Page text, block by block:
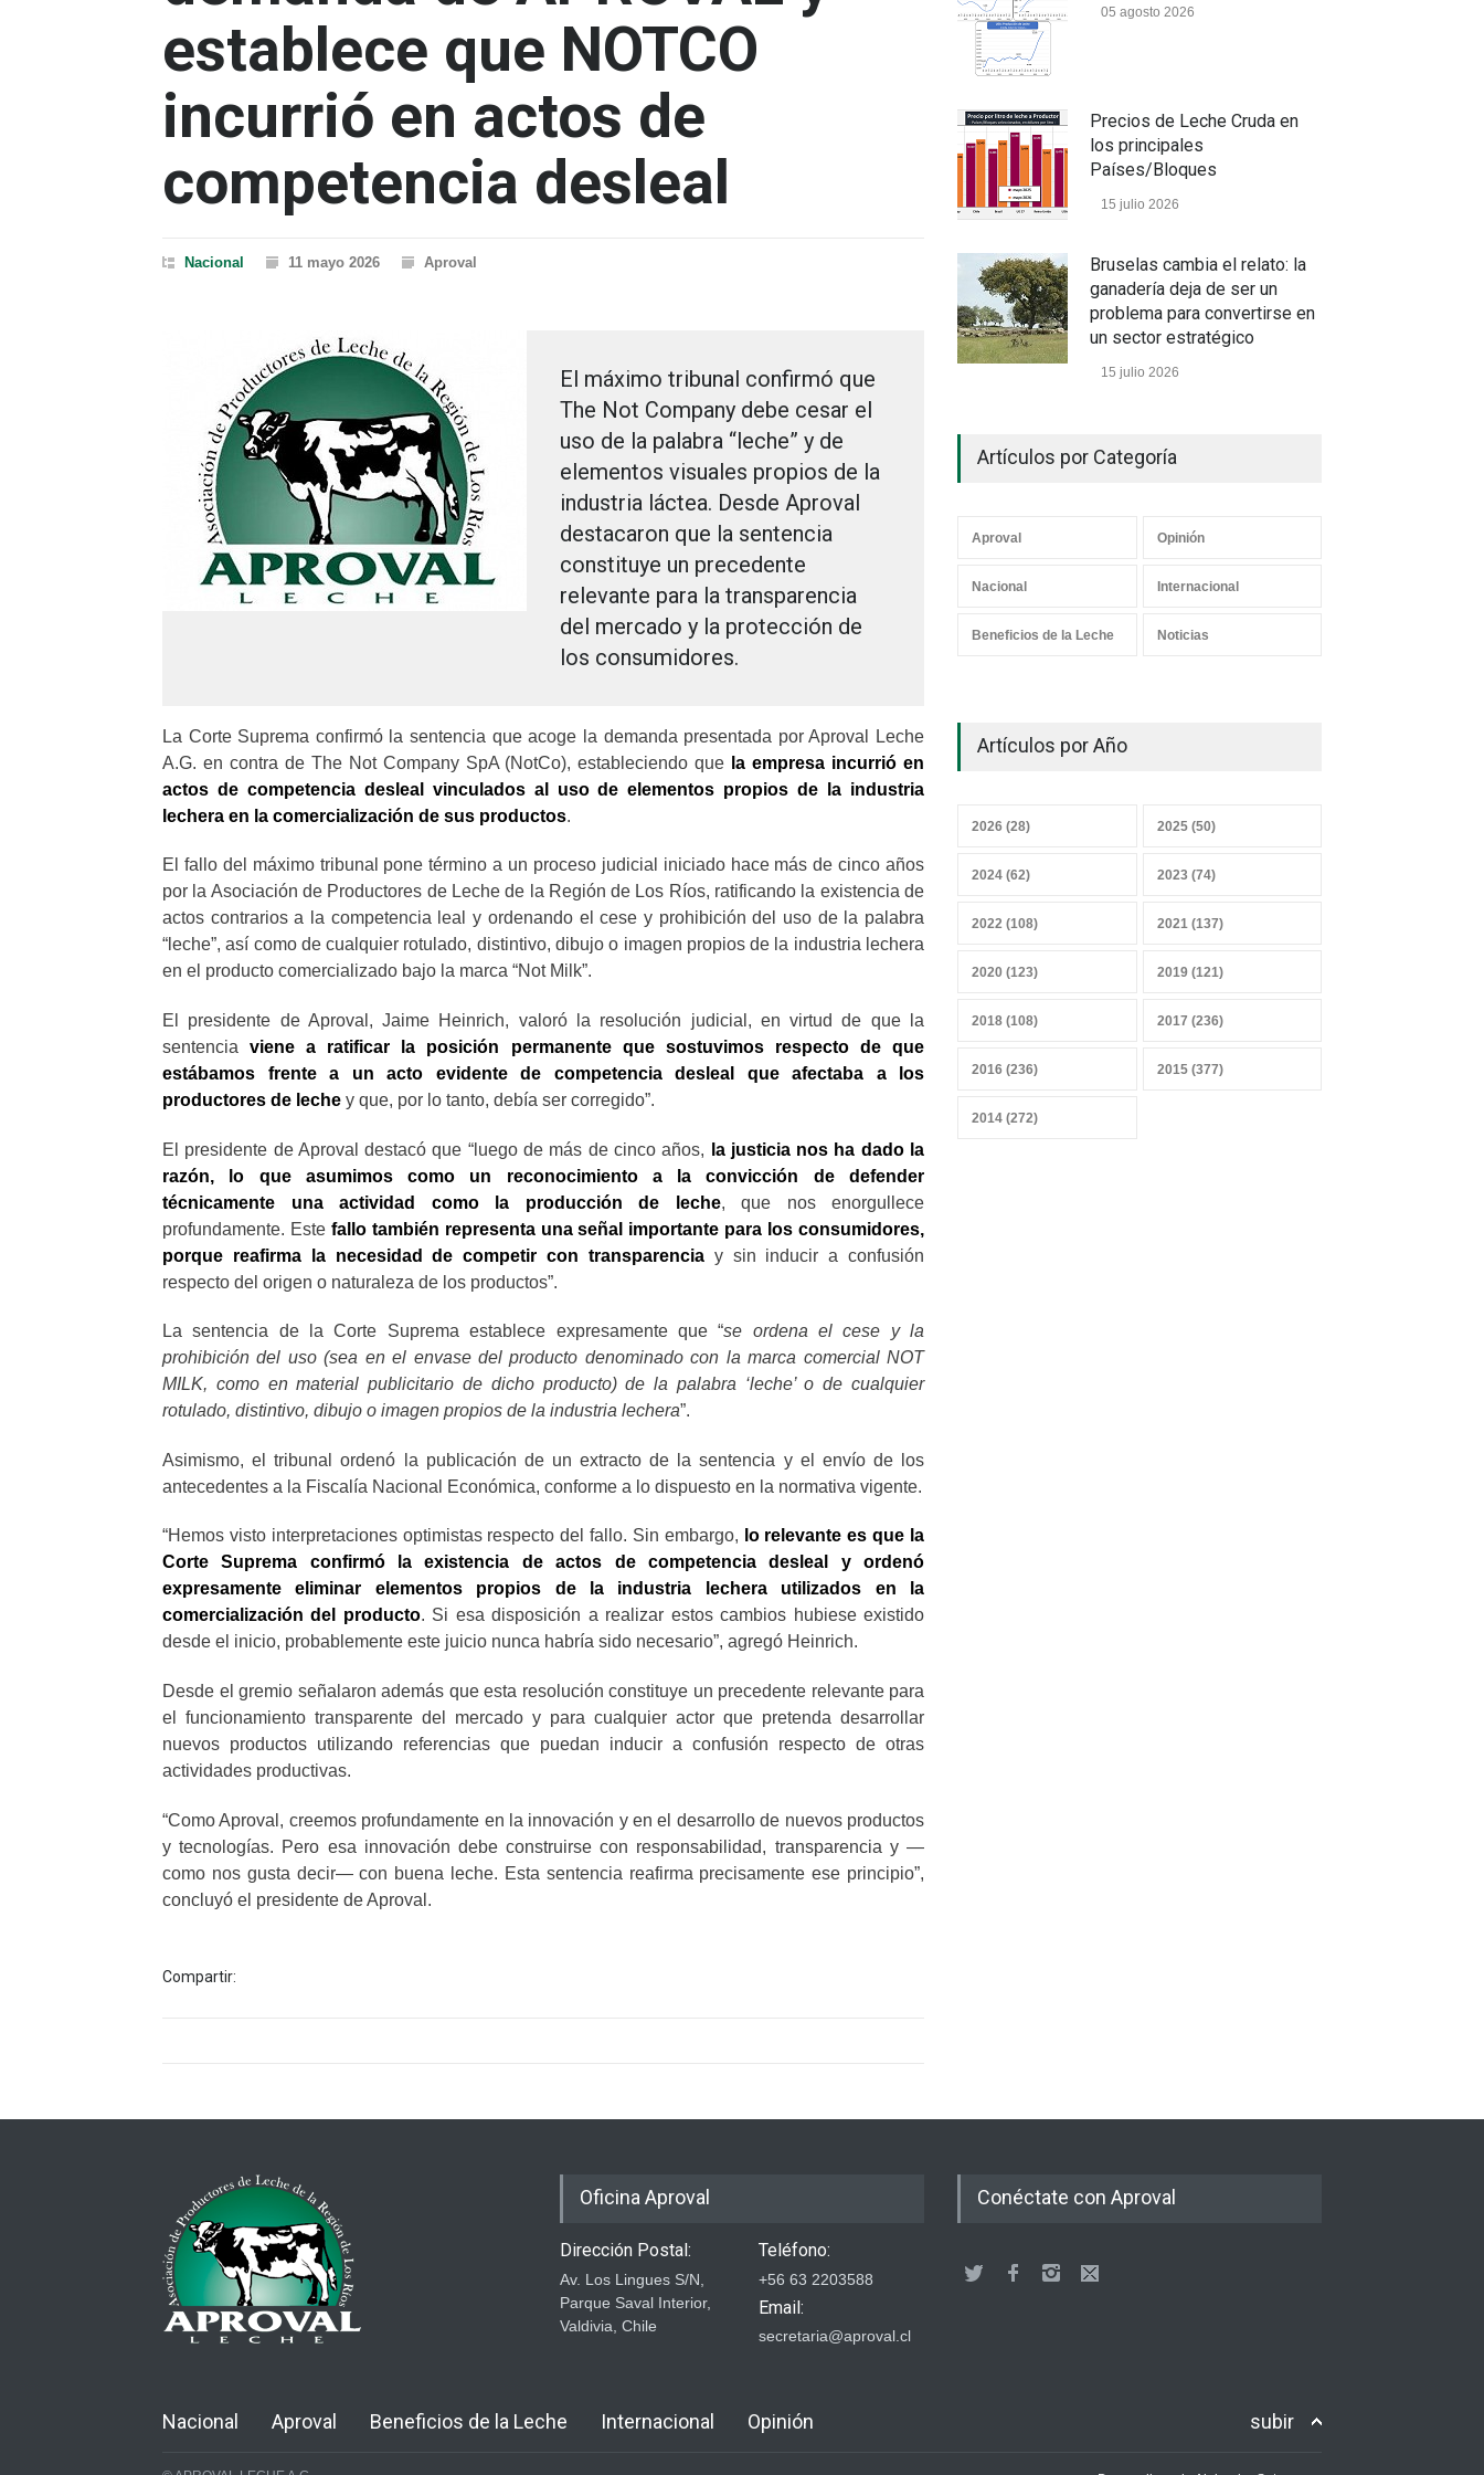
establece que NOTCO
incurrió en actos de
competencia desleal
Nacional 11 mayo 2026 Aproval
El máximo tribunal confirmó que
The Not Company debe cesar el
uso de la palabra “leche” y de
elementos visuales propios de la
industria láctea. Desde Aproval
destacaron que la sentencia
constituye un precedente
relevante para la transparencia
del mercado y la protección de
los consumidores.
La Corte Suprema confirmó la sentencia que acoge la demanda presentada por Aproval Leche
A.G. en contra de The Not Company SpA (NotCo), estableciendo que la empresa incurrió en
actos de competencia desleal
vinculados al uso de elementos propios de la industria
lechera en la comercialización de sus productos.
El fallo del máximo tribunal pone término a un proceso judicial iniciado hace más de cinco años
por la Asociación de Productores de Leche de la Región de Los Ríos, ratificando la existencia de
actos contrarios a la competencia leal y ordenando el cese y prohibición del uso de la palabra
“leche”, así como de cualquier rotulado, distintivo, dibujo o imagen propios de la industria lechera
en el producto comercializado bajo la marca “Not Milk”.
El presidente de Aproval, Jaime Heinrich, valoró la resolución judicial, en virtud de que la
sentenciaviene a ratificar la posición permanente que sostuvimos respecto de que
estábamos frente a un acto evidente de competencia desleal que afectaba a los
productores de leche y que, por lo tanto, debía ser corregido”.
El presidente de Aproval destacó que “luego de más de cinco años,
la justicia nos ha dado la
razón, lo que asumimos como un reconocimiento a la convicción de defender
técnicamente una actividad como la producción de leche, que nos enorgullece
profundamente. Este fallo también representa una señal importante para los consumidores,
porque reafirma la necesidad de competir con transparenciay sin inducir a confusión
respecto del origen o naturaleza de los productos”.
La sentencia de la Corte Suprema establece expresamente que “se ordena el cese y la
prohibición del uso (sea en el envase del producto denominado con la marca comercial NOT
MILK, como en material publicitario de dicho producto) de la palabra ‘leche’ o de cualquier
rotulado, distintivo, dibujo o imagen propios de la industria lechera”.
Asimismo, el tribunal ordenó la publicación de un extracto de la sentencia y el envío de los
antecedentes a la Fiscalía Nacional Económica, conforme a lo dispuesto en la normativa vigente.
“Hemos visto interpretaciones optimistas respecto del fallo. Sin embargo, lo relevante es que la
Corte Suprema confirmó la existencia de actos de competencia desleal y ordenó
expresamente eliminar elementos propios de la industria lechera utilizados en la
comercialización del producto. Si esa disposición a realizar estos cambios hubiese existido
desde el inicio, probablemente este juicio nunca habría sido necesario”, agregó Heinrich.
Desde el gremio señalaron además que esta resolución constituye un precedente relevante para
el funcionamiento transparente del mercado y para cualquier actor que pretenda desarrollar
nuevos productos utilizando referencias que puedan inducir a confusión respecto de otras
actividades productivas.
“Como Aproval, creemos profundamente en la innovación y en el desarrollo de nuevos productos
y tecnologías. Pero esa innovación debe construirse con responsabilidad, transparencia y —
como nos gusta decir— con buena leche. Esta sentencia reafirma precisamente ese principio”,
concluyó el presidente de Aproval.
Compartir:
05 agosto 2026
Precios de Leche Cruda en
los principales
Países/Bloques
15 julio 2026
Bruselas cambia el relato: la
ganadería deja de ser un
problema para convertirse en
un sector estratégico
15 julio 2026
05 julio 2026
cuándo?
Artículos por Categoría
Aproval Opinión
Nacional Internacional
Beneficios de la Leche Noticias
Artículos por Año
2026 (28) 2025 (50)
2024 (62) 2023 (74)
2022 (108) 2021 (137)
2020 (123) 2019 (121)
2018 (108) 2017 (236)
2016 (236) 2015 (377)
2014 (272)
Oficina Aproval
Dirección Postal:
Av. Los Lingues S/N,
Parque Saval Interior,
Valdivia, Chile
Teléfono:
+56 63 2203588
Email:
secretaria@aproval.cl
Conéctate con Aproval
Nacional Aproval Beneficios de la Leche Internacional Opinión subir